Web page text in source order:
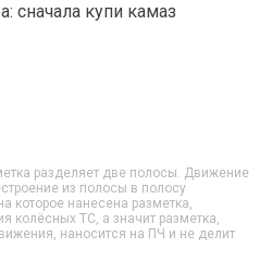
сначала купи камаз
разделяет две полосы. Движение
из полосы в полосу
которое нанесена разметка,
колёсных ТС, а значит разметка,
наносится на ПЧ и не делит